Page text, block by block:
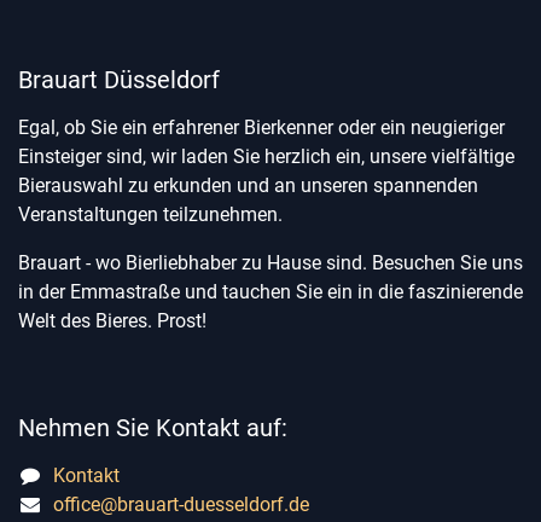
Brauart Düsseldorf
Egal, ob Sie ein erfahrener Bierkenner oder ein neugieriger
Einsteiger sind, wir laden Sie herzlich ein, unsere vielfältige
Bierauswahl zu erkunden und an unseren spannenden
Veranstaltungen teilzunehmen.
Brauart - wo Bierliebhaber zu Hause sind. Besuchen Sie uns
in der Emmastraße und tauchen Sie ein in die faszinierende
Welt des Bieres. Prost!
Nehmen Sie Kontakt auf:
Kontakt
office@brauart-duesseldorf.de